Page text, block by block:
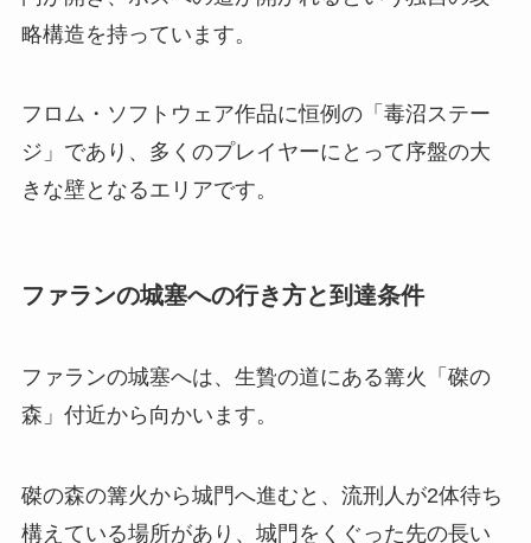
略構造を持っています。
フロム・ソフトウェア作品に恒例の「毒沼ステー
ジ」であり、多くのプレイヤーにとって序盤の大
きな壁となるエリアです。
ファランの城塞への行き方と到達条件
ファランの城塞へは、生贄の道にある篝火「磔の
森」付近から向かいます。
磔の森の篝火から城門へ進むと、流刑人が2体待ち
構えている場所があり、城門をくぐった先の長い